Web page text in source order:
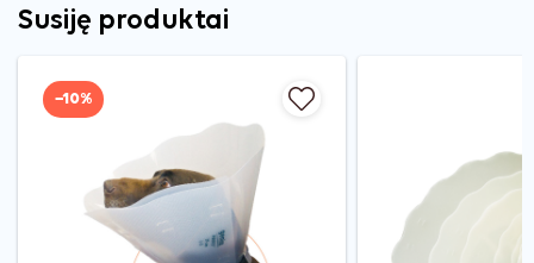
Susiję produktai
−10%